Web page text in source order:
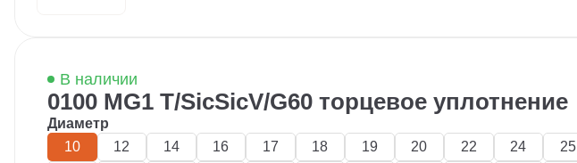
В наличии
0100 MG1 T/SicSicV/G60 торцевое уплотнение
Диаметр
10
12 14 16 17 18 19 20 22 24 25